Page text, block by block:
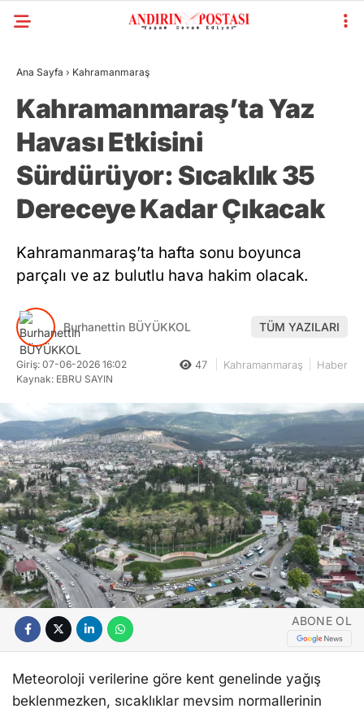
Ana Sayfa › Kahramanmaraş
Kahramanmaraş’ta Yaz
Havası Etkisini
Sürdürüyor: Sıcaklık 35
Dereceye Kadar Çıkacak
Kahramanmaraş’ta hafta sonu boyunca
parçalı ve az bulutlu hava hakim olacak.
Burhanettin BÜYÜKKOL TÜM YAZILARI
Giriş: 07-06-2026 16:02
Kaynak: EBRU SAYIN
47 Kahramanmaraş Haber
ABONE OL
Meteoroloji verilerine göre kent genelinde yağış
beklenmezken, sıcaklıklar mevsim normallerinin